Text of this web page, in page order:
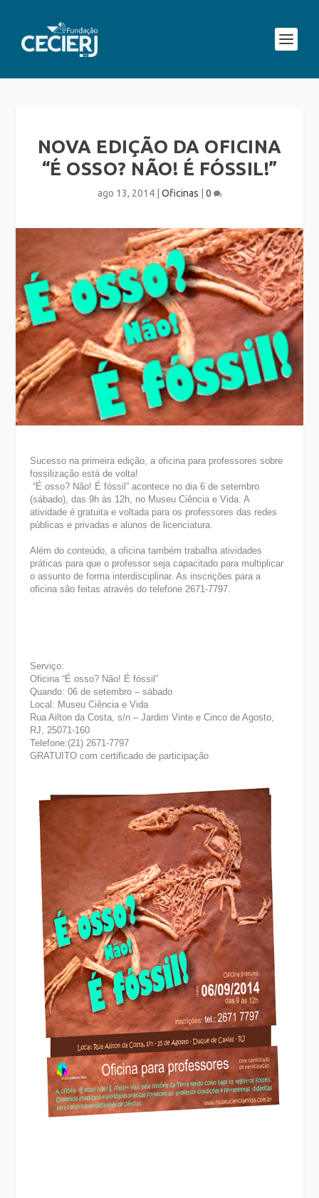
NOVA EDIÇÃO DA OFICINA
“É OSSO? NÃO! É FÓSSIL!”
ago 13, 2014| Oficinas 0
Sucesso na primeira edição, a oficina para professores sobre
fossilização está de volta!
“É osso? Não! É fóssil” acontece no dia 6 de setembro
(sábado), das 9h às 12h, no Museu Ciência e Vida. A
atividade é gratuita e voltada para os professores das redes
públicas e privadas e alunos de licenciatura.
Além do conteúdo, a oficina também trabalha atividades
práticas para que o professor seja capacitado para multiplicar
o assunto de forma interdisciplinar. As inscrições para a
oficina são feitas através do telefone 2671-7797.
Serviço:
Oficina “É osso? Não! É fóssil”
Quando: 06 de setembro – sábado
Local: Museu Ciência e Vida
Rua Ailton da Costa, s/n – Jardim Vinte e Cinco de Agosto,
RJ, 25071-160
Telefone:(21) 2671-7797
GRATUITO com certificado de participação